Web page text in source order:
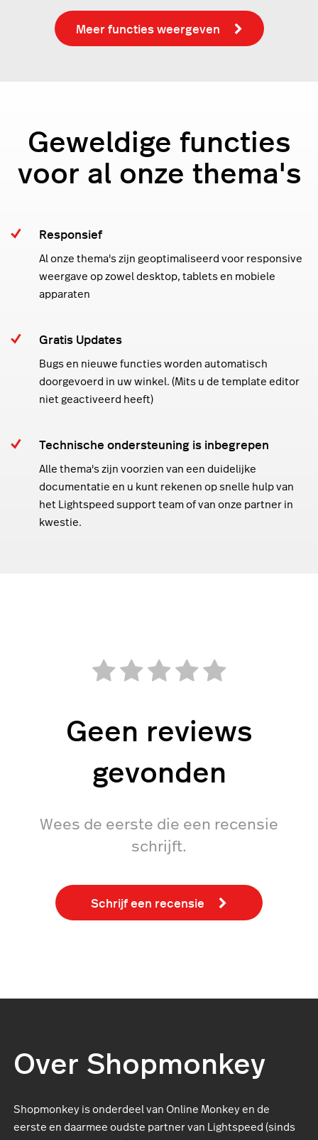
Meer functies weergeven
Geweldige functies
voor al onze thema's
Responsief
Al onze thema's zijn geoptimaliseerd voor responsive
weergave op zowel desktop, tablets en mobiele
apparaten
Gratis Updates
Bugs en nieuwe functies worden automatisch
doorgevoerd in uw winkel. (Mits u de template editor
niet geactiveerd heeft)
Technische ondersteuning is inbegrepen
Alle thema's zijn voorzien van een duidelijke
documentatie en u kunt rekenen op snelle hulp van
het Lightspeed support team of van onze partner in
kwestie.
Geen reviews
gevonden
Wees de eerste die een recensie
schrijft.
Schrijf een recensie
Over Shopmonkey
Shopmonkey is onderdeel van Online Monkey en de
eerste en daarmee oudste partner van Lightspeed (sinds